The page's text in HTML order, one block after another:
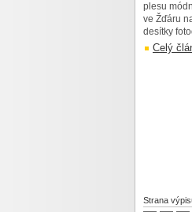
plesu
ve Žďáru
desítky
Celý
Strana